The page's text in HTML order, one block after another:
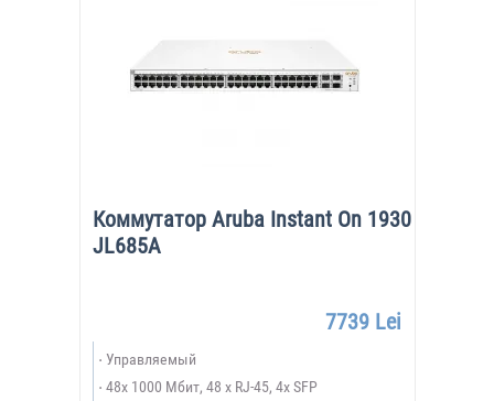
Коммутатор Aruba Instant On 1930
JL685A
7739 Lei
Управляемый
48х 1000 Мбит, 48 x RJ-45, 4x SFP